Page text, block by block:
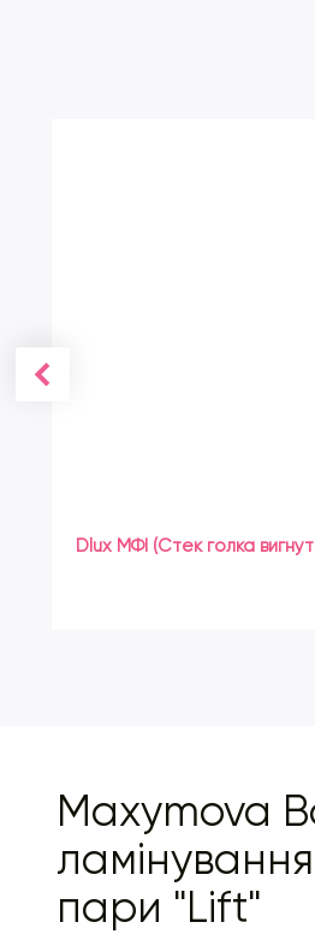
Dlux МФІ (Стек голка
Maxymova
пари "Lift"